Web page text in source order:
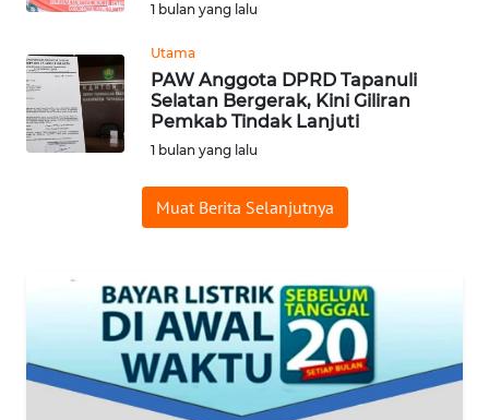
1 bulan yang lalu
Utama
PAW Anggota DPRD Tapanuli
Selatan Bergerak, Kini Giliran
Pemkab Tindak Lanjuti
1 bulan yang lalu
Muat Berita Selanjutnya
WAHANANEWS
WAHANA
SPORT
SELEB
WAHANA